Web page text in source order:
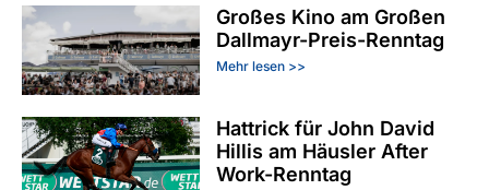
Großes Kino am Großen
Dallmayr-Preis-Renntag
Mehr lesen >>
Hattrick für John David
Hillis am Häusler After
Work-Renntag